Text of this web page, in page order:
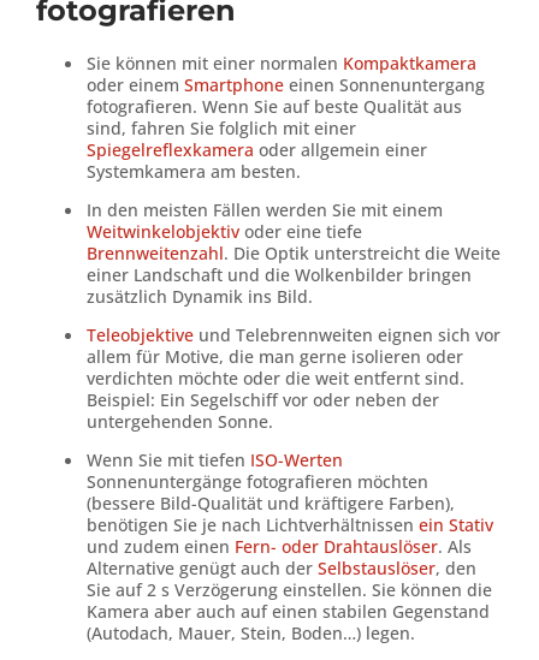
fotografieren
Sie können mit einer normalen Kompaktkamera
oder einem Smartphone einen Sonnenuntergang
fotografieren. Wenn Sie auf beste Qualität aus
sind, fahren Sie folglich mit einer
Spiegelreflexkamera oder allgemein einer
Systemkamera am besten.
In den meisten Fällen werden Sie mit einem
Weitwinkelobjektiv oder eine tiefe
Brennweitenzahl . Die Optik unterstreicht die Weite
einer Landschaft und die Wolkenbilder bringen
zusätzlich Dynamik ins Bild.
Teleobjektive und Telebrennweiten eignen sich vor
allem für Motive, die man gerne isolieren oder
verdichten möchte oder die weit entfernt sind.
Beispiel: Ein Segelschiff vor oder neben der
untergehenden Sonne.
Wenn Sie mit tiefen ISO-Werten
Sonnenuntergänge fotografieren möchten
(bessere Bild-Qualität und kräftigere Farben),
benötigen Sie je nach Lichtverhältnissen ein Stativ
und zudem einen Fern- oder Drahtauslöser. Als
Alternative genügt auch der Selbstauslöser, den
Sie auf 2 s Verzögerung einstellen. Sie können die
Kamera aber auch auf einen stabilen Gegenstand
(Autodach, Mauer, Stein, Boden…) legen.